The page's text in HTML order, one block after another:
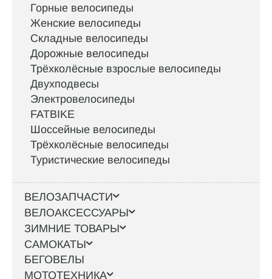
Горные велосипеды
Женские велосипеды
Складные велосипеды
Дорожные велосипеды
Трёхколёсные взрослые велосипеды
Двухподвесы
Электровелосипеды
FATBIKE
Шоссейные велосипеды
Трёхколёсные велосипеды
Туристические велосипеды
ВЕЛОЗАПЧАСТИ
ВЕЛОАКСЕССУАРЫ
ЗИМНИЕ ТОВАРЫ
САМОКАТЫ
БЕГОВЕЛЫ
МОТОТЕХНИКА